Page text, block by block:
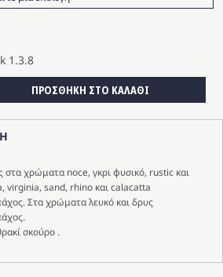
ΠΡΟΣΘΗΚΗ ΣΤΟ ΚΑΛΑΘΙ
στα χρώματα noce, γκρι φυσικό, rustic και
virginia, sand, rhino και calacatta
Στα χρώματα λευκό και δρυς
σκούρο .